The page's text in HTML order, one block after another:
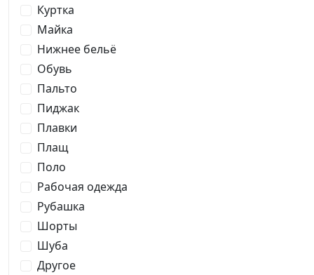
Куртка
Майка
Нижнее бельё
Обувь
Пальто
Пиджак
Плавки
Плащ
Поло
Рабочая одежда
Рубашка
Шорты
Шуба
Другое